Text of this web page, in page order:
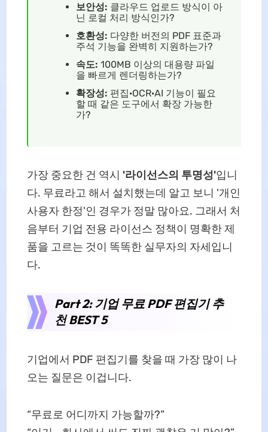
보안성: 클라우드 업로드 방식이 아
닌 로컬 처리 방식인가?
호환성: 다양한 버전의 PDF 표준과
주석 기능을 완벽히 지원하는가?
속도: 100MB 이상의 대용량 파일
을 빠르게 렌더링하는가?
확장성: 편집·OCR·AI 기능이 필요
할 때 같은 도구에서 확장 가능한
가?
가장 중요한 건 역시 '라이선스의 투명성'입니
다. 무료라고 해서 설치했는데 알고 보니 '개인
사용자 한정'인 경우가 정말 많아요. 그래서 처
음부터 기업 전용 라이선스 정책이 명확한 제
품을 고르는 것이 똑똑한 실무자의 자세입니
다.
Part 2: 기업 무료 PDF 편집기 추
천 BEST 5
기업에서 PDF 편집기를 찾을 때 가장 많이 나
오는 질문은 이겁니다.
“무료로 어디까지 가능할까?”